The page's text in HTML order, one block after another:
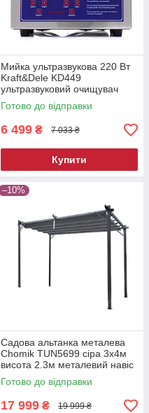
Мийка ультразвукова 220 Вт
Kraft&Dele KD449
ультразвуковий очищувач
Готово до відправки
6 499 ₴ 7 033 ₴
Купити
–10%
Садова альтанка металева
Chomik TUN5699 сіра 3х4м
висота 2.3м металевий навіс
від сонця
Готово до відправки
17 999 ₴ 19 999 ₴